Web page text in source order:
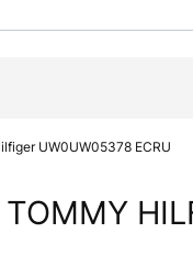
UW0UW05378 ECRU
TOMMY